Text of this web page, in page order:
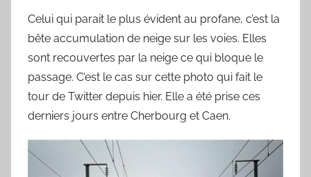
Celui qui parait le plus évident au profane, c’est la
bête accumulation de neige sur les voies. Elles
sont recouvertes par la neige ce qui bloque le
passage. C’est le cas sur cette photo qui fait le
tour de Twitter depuis hier. Elle a été prise ces
derniers jours entre Cherbourg et Caen.